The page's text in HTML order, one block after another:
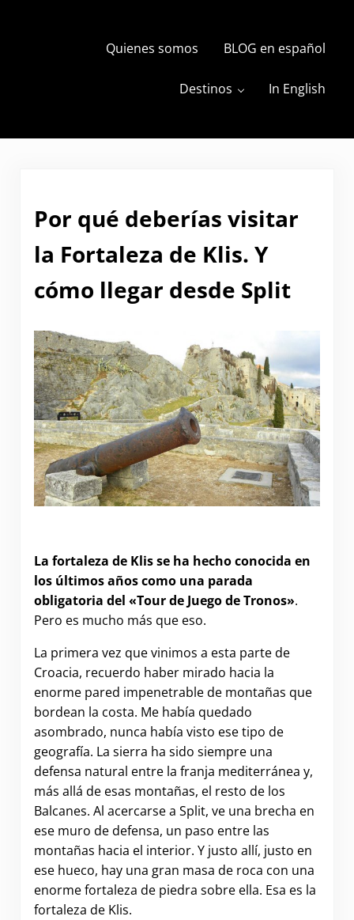
Quienes somos BLOG en español
Destinos In English
Por qué deberías visitar
la Fortaleza de Klis. Y
cómo llegar desde Split
La fortaleza de Klis se ha hecho conocida en
los últimos años como una parada
obligatoria del «Tour de Juego de Tronos».
Pero es mucho más que eso.
La primera vez que vinimos a esta parte de
Croacia, recuerdo haber mirado hacia la
enorme pared impenetrable de montañas que
bordean la costa. Me había quedado
asombrado, nunca había visto ese tipo de
geografía. La sierra ha sido siempre una
defensa natural entre la franja mediterránea y,
más allá de esas montañas, el resto de los
Balcanes. Al acercarse a Split, ve una brecha en
ese muro de defensa, un paso entre las
montañas hacia el interior. Y justo allí, justo en
ese hueco, hay una gran masa de roca con una
enorme fortaleza de piedra sobre ella. Esa es la
fortaleza de Klis.